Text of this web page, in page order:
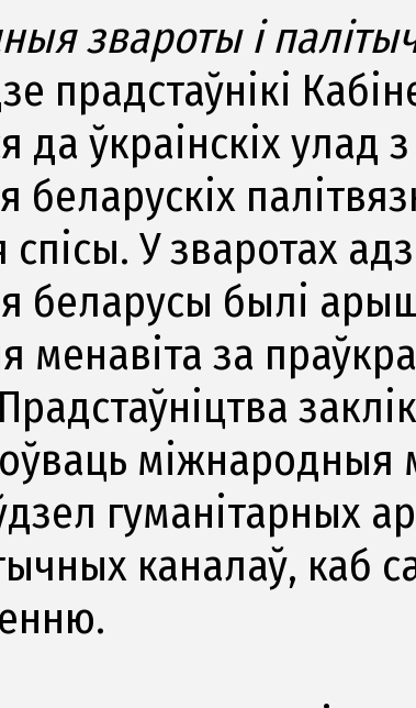
звароты і
прадстаўнікі
да ўкраінскіх улад
беларускіх
У зваротах
беларусы былі
менавіта за
міжнародныя
гуманітарных
каналаў, каб